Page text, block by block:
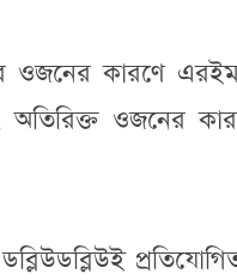
কারণে
অতিরিক্ত ওজনের